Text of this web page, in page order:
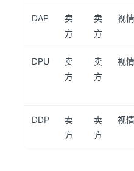
DAP
卖
方
卖
方
视
DPU
卖
方
卖
方
视
DDP
卖
方
卖
方
视